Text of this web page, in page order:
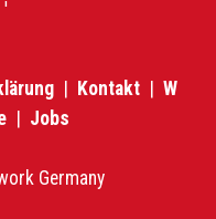
| Kontakt| W
| Jobs
Germany